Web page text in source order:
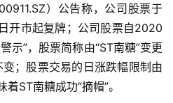
）公告称，公司股票于
开市起复牌；公司股票自2020
示”，股票简称由“ST南糖”变更
变；股票交易的日涨跌幅限制由
ST南糖成功“摘帽”。